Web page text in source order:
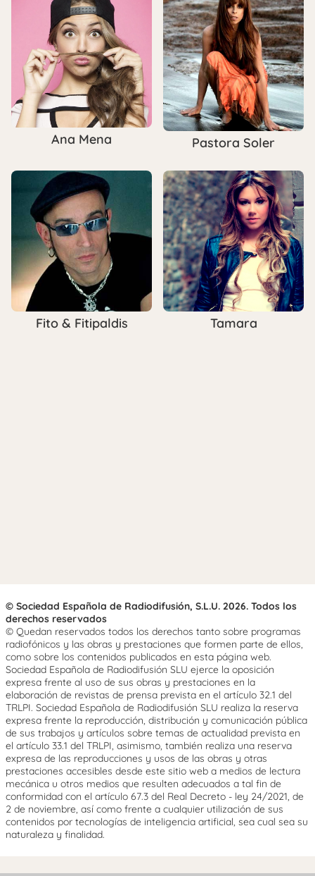
Ana Mena Pastora Soler
Fito & Fitipaldis Tamara
© Sociedad Española de Radiodifusión, S.L.U. 2026. Todos los
derechos reservados
© Quedan reservados todos los derechos tanto sobre programas
radiofónicos y las obras y prestaciones que formen parte de ellos,
como sobre los contenidos publicados en esta página web.
Sociedad Española de Radiodifusión SLU ejerce la oposición
expresa frente al uso de sus obras y prestaciones en la
elaboración de revistas de prensa prevista en el artículo 32.1 del
TRLPI. Sociedad Española de Radiodifusión SLU realiza la reserva
expresa frente la reproducción, distribución y comunicación pública
de sus trabajos y artículos sobre temas de actualidad prevista en
el artículo 33.1 del TRLPI, asimismo, también realiza una reserva
expresa de las reproducciones y usos de las obras y otras
prestaciones accesibles desde este sitio web a medios de lectura
mecánica u otros medios que resulten adecuados a tal fin de
conformidad con el artículo 67.3 del Real Decreto - ley 24/2021, de
2 de noviembre, así como frente a cualquier utilización de sus
contenidos por tecnologías de inteligencia artificial, sea cual sea su
naturaleza y finalidad.